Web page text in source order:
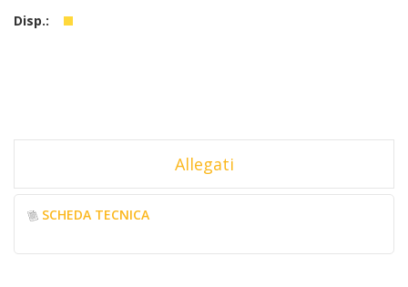
Allegati
SCHEDA TECNICA